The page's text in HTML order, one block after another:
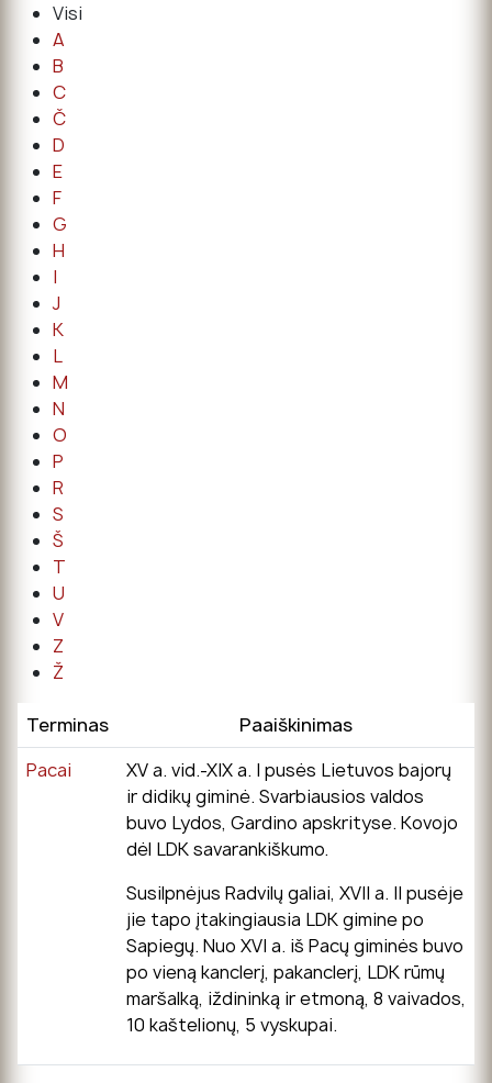
Visi
A
B
C
Č
D
E
F
G
H
I
J
K
L
M
N
O
P
R
S
Š
T
U
V
Z
Ž
Terminas
Paaiškinimas
Pacai
XV a. vid.-XIX a. I pusės Lietuvos bajorų
ir didikų giminė. Svarbiausios valdos
buvo Lydos, Gardino apskrityse. Kovojo
dėl LDK savarankiškumo.
Susilpnėjus Radvilų galiai, XVII a. II pusėje
jie tapo įtakingiausia LDK gimine po
Sapiegų. Nuo XVI a. iš Pacų giminės buvo
po vieną kanclerį, pakanclerį, LDK rūmų
maršalką, iždininką ir etmoną, 8 vaivados,
10 kaštelionų, 5 vyskupai.